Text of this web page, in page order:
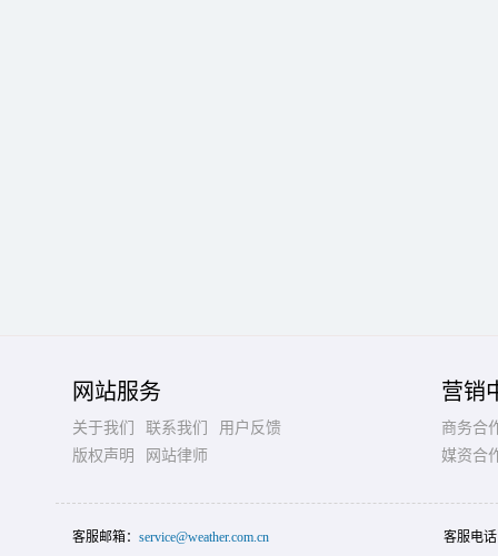
网站服务
关于我们 联系我们
用户反馈
版权声明
网站律师
营销
商务合
媒资合
客服邮箱： service@weather.com.cn 客服电